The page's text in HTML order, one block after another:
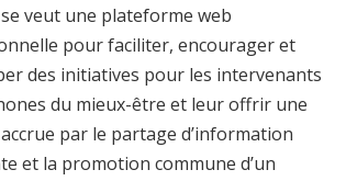
se veut une plateforme web
pour faciliter, encourager et
des initiatives pour les intervenants
du mieux-être et leur offrir une
par le partage d’information
et la promotion commune d’un